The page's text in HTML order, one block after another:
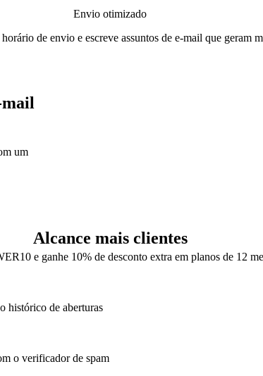
Envio otimizado
de envio e escreve assuntos de e-mail que geram
mail
um
Alcance mais clientes
e ganhe 10% de desconto extra em planos de 12
histórico de aberturas
o verificador de spam